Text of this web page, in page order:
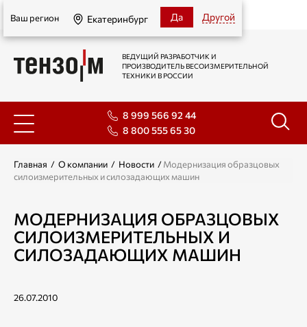
Екатеринбург
Ваш регион Екатеринбург Да Другой
ВЕДУЩИЙ РАЗРАБОТЧИК И
ПРОИЗВОДИТЕЛЬ ВЕСОИЗМЕРИТЕЛЬНОЙ
ТЕХНИКИ В РОССИИ
8 999 566 92 44
8 800 555 65 30
Главная / О компании / Новости /Модернизация образцовых
силоизмерительных и силозадающих машин
МОДЕРНИЗАЦИЯ ОБРАЗЦОВЫХ
СИЛОИЗМЕРИТЕЛЬНЫХ И
СИЛОЗАДАЮЩИХ МАШИН
26.07.2010